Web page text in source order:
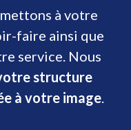
à votre
faire ainsi que
service. Nous
structure
à votre image.